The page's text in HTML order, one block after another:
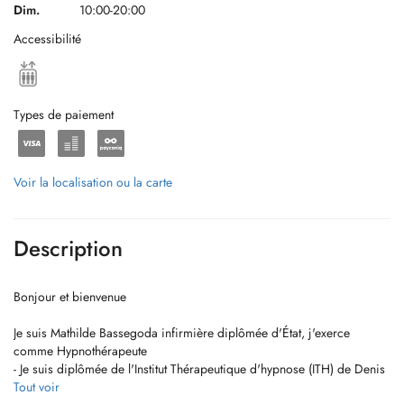
Dim.
10:00-20:00
Accessibilité
Types de paiement
Voir la localisation ou la carte
Description
Bonjour et bienvenue
Je suis Mathilde Bassegoda infirmière diplômée d'État, j'exerce
comme Hypnothérapeute
- Je suis diplômée de l'Institut Thérapeutique d'hypnose (ITH) de Denis
Jaccard en Suisse
Tout voir